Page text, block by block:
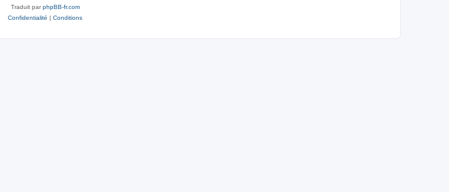
Traduit parphpBB-fr.com
Confidentialité | Conditions